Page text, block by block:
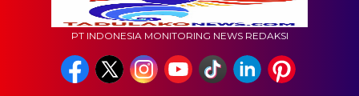
PT INDONESIA MONITORING NEWS REDAKSI